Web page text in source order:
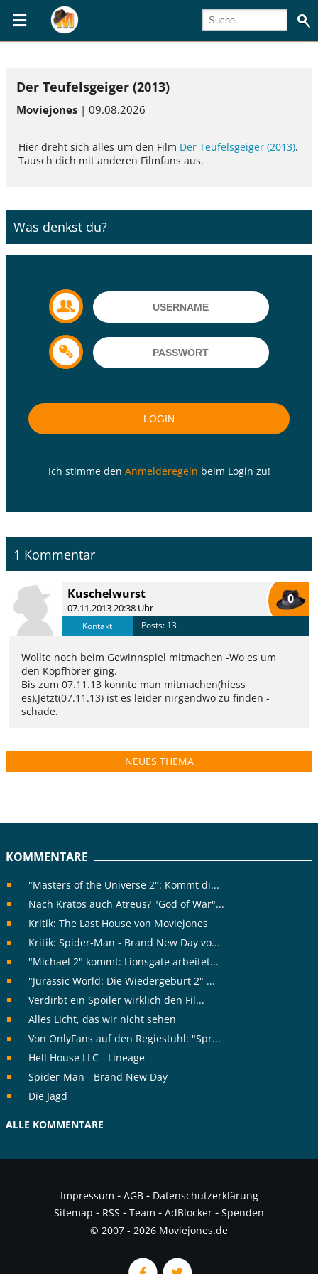
Der Teufelsgeiger (2013)
Moviejones| 09.08.2026
Hier dreht sich alles um den Film Der Teufelsgeiger (2013).
Tausch dich mit anderen Filmfans aus.
Was denkst du?
Ich stimme den Anmelderegeln beim Login zu!
1 Kommentar
Kuschelwurst
07.11.2013 20:38 Uhr
0
Kontakt Posts: 13
Wollte noch beim Gewinnspiel mitmachen -Wo es um
den Kopfhörer ging.
Bis zum 07.11.13 konnte man mitmachen(hiess
es).Jetzt(07.11.13) ist es leider nirgendwo zu finden -
schade.
NEUES THEMA
KOMMENTARE
"Masters of the Universe 2": Kommt di...
Nach Kratos auch Atreus? "God of War"...
Kritik: The Last House von Moviejones
Kritik: Spider-Man - Brand New Day vo...
"Michael 2" kommt: Lionsgate arbeitet...
"Jurassic World: Die Wiedergeburt 2" ...
Verdirbt ein Spoiler wirklich den Fil...
Alles Licht, das wir nicht sehen
Von OnlyFans auf den Regiestuhl: "Spr...
Hell House LLC - Lineage
Spider-Man - Brand New Day
Die Jagd
ALLE KOMMENTARE
Impressum - AGB- Datenschutzerklärung
Sitemap - RSS - Team - AdBlocker - Spenden
© 2007 - 2026 Moviejones.de